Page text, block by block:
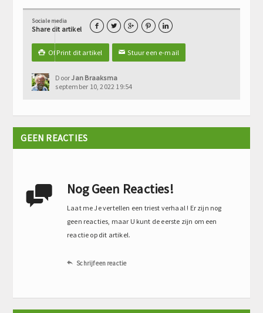
Sociale media
Share dit artikel     
 Of Print dit artikel ✉Stuur een e-mail
DoorJan Braaksma
september 10, 2022 19:54
GEEN REACTIES
 Nog Geen Reacties!
Laat me Je vertellen een triest verhaal ! Er zijn nog
geen reacties, maar U kunt de eerste zijn om een
reactie op dit artikel.
 Schrijf een reactie